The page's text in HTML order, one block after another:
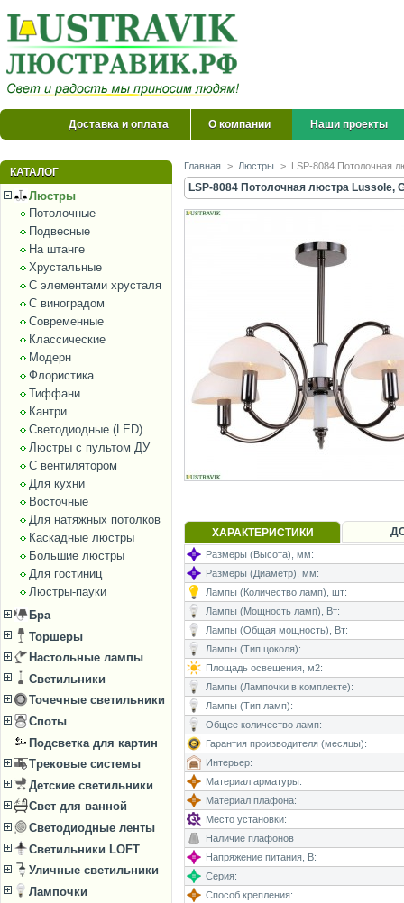
Доставка и оплата О компании Наши проекты
КАТАЛОГ
Люстры
Потолочные
Подвесные
На штанге
Хрустальные
С элементами хрусталя
С виноградом
Современные
Классические
Модерн
Флористика
Тиффани
Кантри
Светодиодные (LED)
Люстры с пультом ДУ
С вентилятором
Для кухни
Восточные
Для натяжных потолков
Каскадные люстры
Большие люстры
Для гостиниц
Люстры-пауки
Бра
Торшеры
Настольные лампы
Светильники
Точечные светильники
Споты
Подсветка для картин
Трековые системы
Детские светильники
Свет для ванной
Светодиодные ленты
Светильники LOFT
Уличные светильники
Лампочки
Главная > Люстры > LSP-8084 Потолочная
LSP-8084 Потолочная люстра Lussole,
ХАРАКТЕРИСТИКИ
Размеры (Высота), мм:
Размеры (Диаметр), мм:
Лампы (Количество ламп), шт:
Лампы (Мощность ламп), Вт:
Лампы (Общая мощность), Вт:
Лампы (Тип цоколя):
Площадь освещения, м2:
Лампы (Лампочки в комплекте):
Лампы (Тип ламп):
Общее количество ламп:
Гарантия производителя (месяцы):
Интерьер:
Материал арматуры:
Материал плафона:
Место установки:
Наличие плафонов
Напряжение питания, В:
Серия:
Способ крепления: